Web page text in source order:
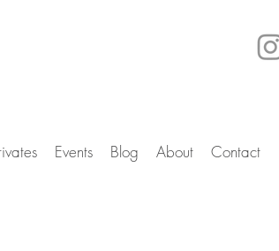
Events Blog About Contact